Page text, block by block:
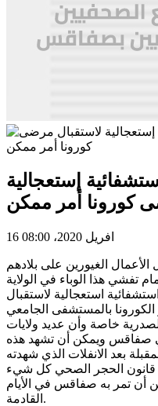
إستعجالية
كورونا أمر ممكن
16 افريل 2020، 08:00
الغيورين على بلادهم
تفشي هذا الوباء في الولاية
استعجالية لاستقبال
بالمستشفى الجامعي
خاصة وأن عديد ولايات
صفاقس ويمكن أن تشهد هذه
بعد الانفلات الذي شهدته
الحجر الصحي كل شيء
أن تمر به صفاقس في الأيام
القادمة.